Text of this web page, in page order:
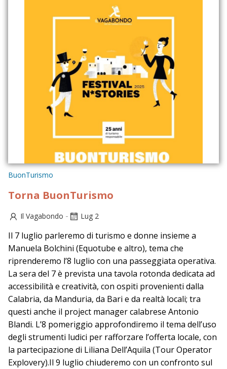
BuonTurismo
Torna BuonTurismo
Il Vagabondo - Lug 2
Il 7 luglio parleremo di turismo e donne insieme a
Manuela Bolchini (Equotube e altro), tema che
riprenderemo l’8 luglio con una passeggiata operativa.
La sera del 7 è prevista una tavola rotonda dedicata ad
accessibilità e creatività, con ospiti provenienti dalla
Calabria, da Manduria, da Bari e da realtà locali; tra
questi anche il project manager calabrese Antonio
Blandi. L’8 pomeriggio approfondiremo il tema dell’uso
degli strumenti ludici per rafforzare l’offerta locale, con
la partecipazione di Liliana Dell’Aquila (Tour Operator
Explovery).Il 9 luglio chiuderemo con un confronto sul